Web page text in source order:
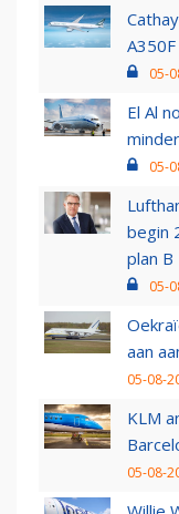
05-
El Al
05-
begin
plan B
05-
aan
05-08-
KLM
05-08-